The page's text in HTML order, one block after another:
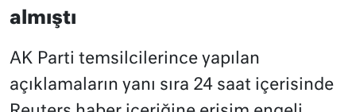
almıştı
AK Parti temsilcilerince yapılan
açıklamaların yanı sıra 24 saat içerisinde